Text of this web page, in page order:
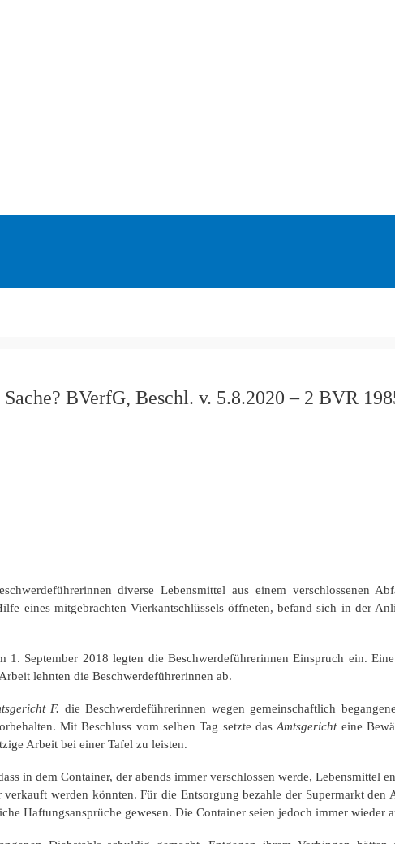
BVerfG, Beschl. v. 5.8.2020 – 2 BVR
diverse Lebensmittel aus einem verschlossenen
eines mitgebrachten Vierkantschlüssels öffneten, befand sich in der
September 2018 legten die Beschwerdeführerinnen Einspruch ein.
lehnten die Beschwerdeführerinnen ab.
F. die Beschwerdeführerinnen wegen gemeinschaftlich
Mit Beschluss vom selben Tag setzte dasAmtsgericht eine
Arbeit bei einer Tafel zu leisten.
in dem Container, der abends immer verschlossen werde, Lebensmittel
werden könnten. Für die Entsorgung bezahle der Supermarkt den
Haftungsansprüche gewesen. Die Container seien jedoch immer wieder